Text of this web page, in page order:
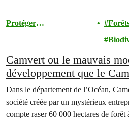
Protéger
Camvert ou le mauvais
développement que le
Dans le département de l’Océan,
société créée par un mystérieux
compte raser 60 000 hectares de